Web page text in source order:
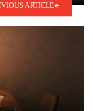
ARTICLE